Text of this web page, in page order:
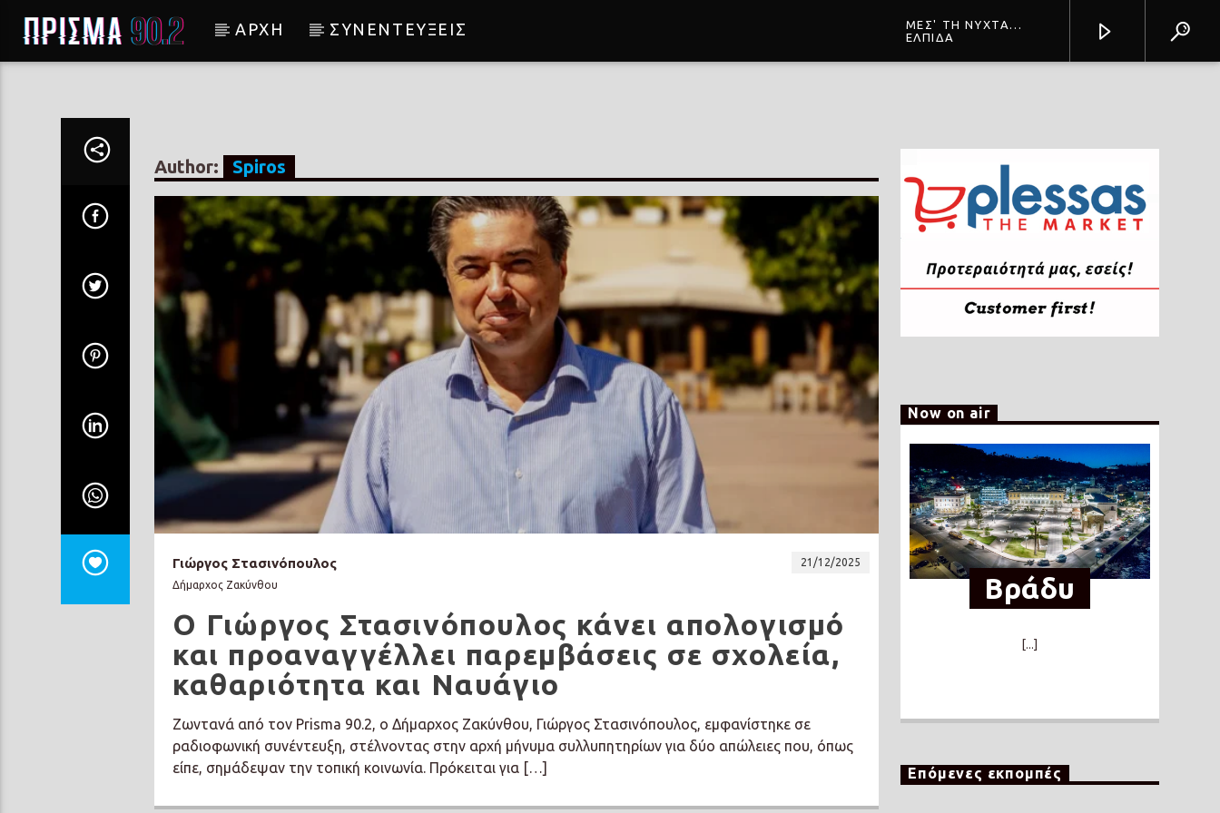
ΑΡΧΗ ΣΥΝΕΝΤΕΥΞΕΙΣ
ΜΕΣ' ΤΗ ΝΥΧΤΑ
ΧΑΘΗΚΑ
ΕΛΠΙΔΑ
Author: Spiros
Γιώργος Στασινόπουλος
21/12/2025
Δήμαρχος Ζακύνθου
O Γιώργος Στασινόπουλος κάνει απολογισμό
και προαναγγέλλει παρεμβάσεις σε σχολεία,
καθαριότητα και Ναυάγιο
Ζωντανά από τον Prisma 90.2, ο Δήμαρχος Ζακύνθου, Γιώργος Στασινόπουλος, εμφανίστηκε σε
ραδιοφωνική συνέντευξη, στέλνοντας στην αρχή μήνυμα συλλυπητηρίων για δύο απώλειες που, όπως
είπε, σημάδεψαν την τοπική κοινωνία. Πρόκειται για […]
Now on air
Βράδυ
[...]
Επόμενες εκπομπές